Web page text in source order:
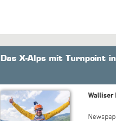
Das X-Alps mit Turnpoint
Walliser